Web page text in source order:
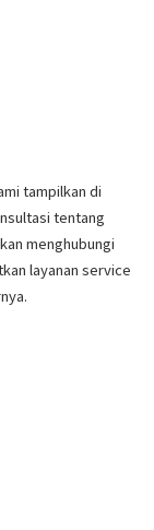
tampilkan di
tentang
menghubungi
layanan service